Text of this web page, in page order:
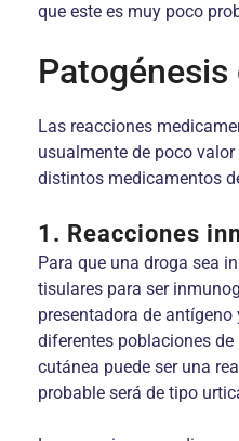
que este es muy poco
Las reacciones
usualmente de poco
distintos medicamentos
1. Reacciones
Para que una droga sea
tisulares para ser
presentadora de
diferentes poblaciones
cutánea puede ser una
probable será de tipo